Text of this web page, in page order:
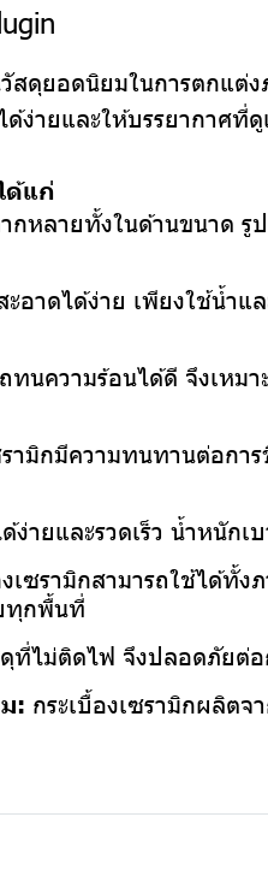
สดุยอดนิยมในการตกแต่
ด้ง่ายและให้บรรยากาศ
ด้แก่
กหลายทั้งในด้านขนาด รู
ะอาดได้ง่าย เพียงใช้น้ำ
ถทนความร้อนได้ดี จึงเ
ามิกมีความทนทานต่อกา
ง่ายและรวดเร็ว น้ำหนั
งเซรามิกสามารถใช้ได้ทั้
ทุกพื้นที่
ดุที่ไม่ติดไฟ จึงปลอดภัยต่
: กระเบื้องเซรามิกผลิต